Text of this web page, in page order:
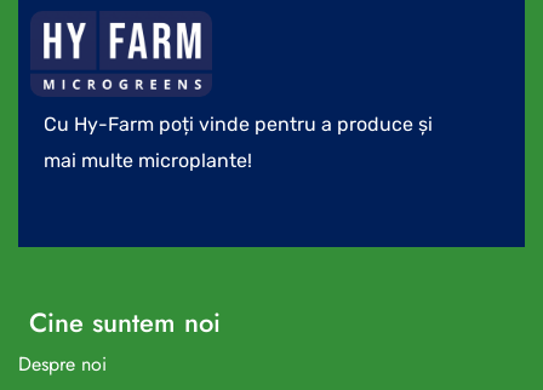
Cu Hy-Farm poți vinde pentru a produce și
mai multe microplante!
Cine suntem noi
Despre noi